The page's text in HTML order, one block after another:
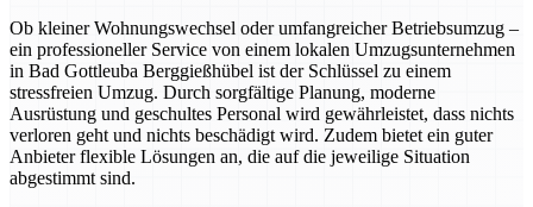
Ob kleiner Wohnungswechsel oder umfangreicher Betriebsumzug –
ein professioneller Service von einem lokalen Umzugsunternehmen
in Bad Gottleuba Berggießhübel ist der Schlüssel zu einem
stressfreien Umzug. Durch sorgfältige Planung, moderne
Ausrüstung und geschultes Personal wird gewährleistet, dass nichts
verloren geht und nichts beschädigt wird. Zudem bietet ein guter
Anbieter flexible Lösungen an, die auf die jeweilige Situation
abgestimmt sind.